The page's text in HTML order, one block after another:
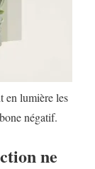
en lumière les
négatif.
ne